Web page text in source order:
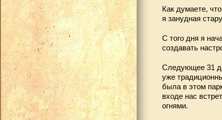
Как думаете,
я занудная
С того дня я
создавать
Следующее 31
уже
была в этом
входе нас
огнями.